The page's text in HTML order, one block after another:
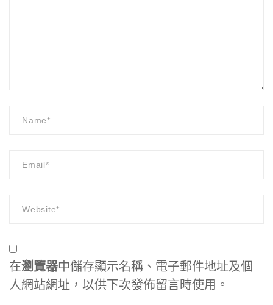
在瀏覽器中儲存顯示名稱、電子郵件地址及個
人網站網址，以供下次發佈留言時使用。